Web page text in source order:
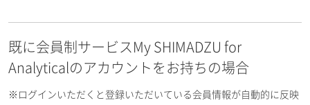
お名前フリガナ（名）
既に会員制サービスMy SHIMADZU for
Analyticalのアカウントをお持ちの場合
※ログインいただくと登録いただいている会員情報が自動的に反映